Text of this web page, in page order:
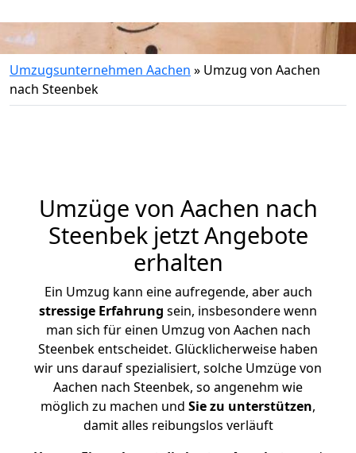
Umzugsunternehmen Aachen » Umzug von Aachen
nach Steenbek
Umzüge von Aachen nach
Steenbek jetzt Angebote
erhalten
Ein Umzug kann eine aufregende, aber auch
stressige Erfahrung sein, insbesondere wenn
man sich für einen Umzug von Aachen nach
Steenbek entscheidet. Glücklicherweise haben
wir uns darauf spezialisiert, solche Umzüge von
Aachen nach Steenbek, so angenehm wie
möglich zu machen und Sie zu unterstützen,
damit alles reibungslos verläuft